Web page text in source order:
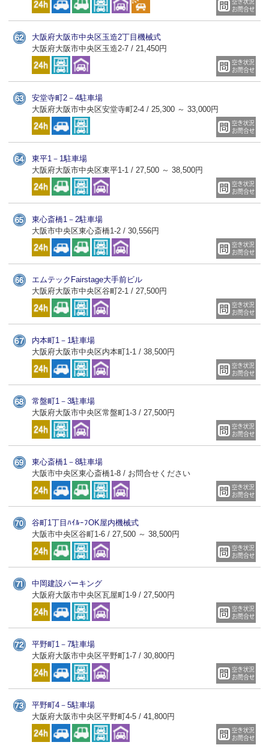
大阪府大阪市中央区玉造2丁目機械式
大阪府大阪市中央区玉造2-7 / 21,450円
安堂寺町2－4駐車場
大阪府大阪市中央区安堂寺町2-4 / 25,300 ～ 33,000円
東平1－1駐車場
大阪府大阪市中央区東平1-1 / 27,500 ～ 38,500円
東心斎橋1－2駐車場
大阪市中央区東心斎橋1-2 / 30,556円
エムテックFairstage大手前ビル
大阪府大阪市中央区谷町2-1 / 27,500円
内本町1－1駐車場
大阪府大阪市中央区内本町1-1 / 38,500円
常盤町1－3駐車場
大阪府大阪市中央区常盤町1-3 / 27,500円
東心斎橋1－8駐車場
大阪市中央区東心斎橋1-8 / お問合せください
谷町1丁目ﾊｲﾙｰﾌOK屋内機械式
大阪市中央区谷町1-6 / 27,500 ～ 38,500円
中岡建設パーキング
大阪府大阪市中央区瓦屋町1-9 / 27,500円
平野町1－7駐車場
大阪府大阪市中央区平野町1-7 / 30,800円
平野町4－5駐車場
大阪府大阪市中央区平野町4-5 / 41,800円